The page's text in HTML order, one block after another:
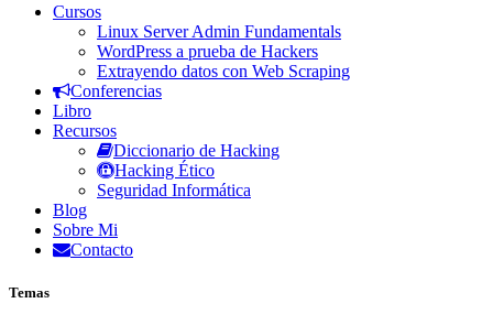
Cursos
Linux Server Admin Fundamentals
WordPress a prueba de Hackers
Extrayendo datos con Web Scraping
Conferencias
Libro
Recursos
Diccionario de Hacking
Hacking Ético
Seguridad Informática
Blog
Sobre Mi
Contacto
Temas